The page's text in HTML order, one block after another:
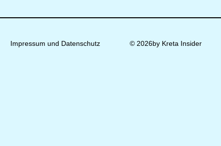
Impressum und Datenschutz © 2026by Kreta Insider